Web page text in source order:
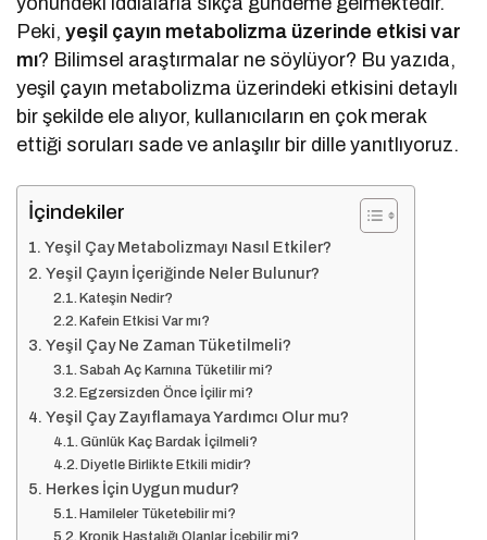
Peki,yeşil çayın metabolizma üzerinde etkisi var
mı? Bilimsel araştırmalar ne söylüyor? Bu yazıda,
yeşil çayın metabolizma üzerindeki etkisini detaylı
bir şekilde ele alıyor, kullanıcıların en çok merak
ettiği soruları sade ve anlaşılır bir dille yanıtlıyoruz.
İçindekiler
Yeşil Çay Metabolizmayı Nasıl Etkiler?
Yeşil Çayın İçeriğinde Neler Bulunur?
Kateşin Nedir?
Kafein Etkisi Var mı?
Yeşil Çay Ne Zaman Tüketilmeli?
Sabah Aç Karnına Tüketilir mi?
Egzersizden Önce İçilir mi?
Yeşil Çay Zayıflamaya Yardımcı Olur mu?
Günlük Kaç Bardak İçilmeli?
Diyetle Birlikte Etkili midir?
Herkes İçin Uygun mudur?
Hamileler Tüketebilir mi?
Kronik Hastalığı Olanlar İçebilir mi?